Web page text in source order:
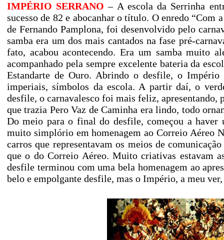
IMPÉRIO SERRANO – A escola da Serrinha
sucesso de 82 e abocanhar o título. O enredo
de Fernando Pamplona, foi desenvolvido pelo
samba era um dos mais cantados na fase pré-
fato, acabou acontecendo. Era um samba muito
acompanhado pela sempre excelente bateria da
Estandarte de Ouro. Abrindo o desfile, o Império
imperiais, símbolos da escola. A partir daí, o
desfile, o carnavalesco foi mais feliz, apresentando,
que trazia Pero Vaz de Caminha era lindo, todo
Do meio para o final do desfile, começou a haver
muito simplório em homenagem ao Correio Aéreo
carros que representavam os meios de
que o do Correio Aéreo. Muito criativas estavam
desfile terminou com uma bela homenagem ao
belo e empolgante desfile, mas o Império, a meu